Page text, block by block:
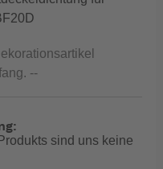
--
sind uns keine